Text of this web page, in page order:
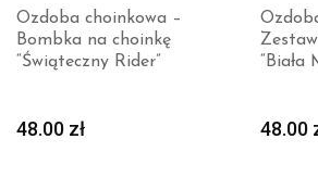
Ozdoba choinkowa –
Bombka na choinkę
“Świąteczny Rider”
48.00 zł
“Biała
48.00